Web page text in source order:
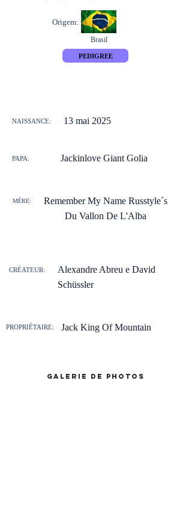
Origem:
Brasil
PEDIGREE
13 mai 2025
NAISSANCE:
PAPA: Jackinlove Giant Golia
MÈRE:
Remember My Name Russtyle´s
Du Vallon De L'Alba
Alexandre Abreu e David
Schüssler
CRÉATEUR:
PROPRIÉTAIRE: Jack King Of Mountain
galerie de photos